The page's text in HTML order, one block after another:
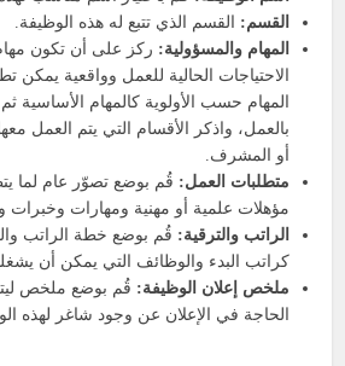
القسم: القسم الذي تتبع له هذه الوظيفة.
المهام والمسؤولية: ركز على أن تكون
الاحتياجات الحالية للعمل وواقعية يمكن
المهام حسب الأولوية كالمهام الأساسية
بالعمل، واذكر الأقسام التي يتم العمل
أو المشرف.
متطلبات العمل: قُم بوضع تصوّر عام لما
مؤهلات علمية أو مهنية ومهارات وخبرات
الراتب والترقية: قُم بوضع خطة الراتب
كراتب البدء والوظائف التي يمكن أن
ملخص إعلان الوظيفة: قُم بوضع ملخص
الحاجة في الإعلان عن وجود شاغر لهذه